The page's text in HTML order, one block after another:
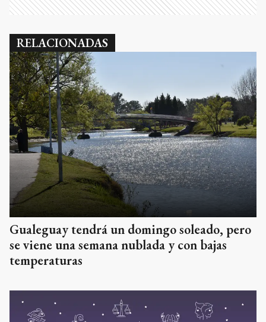
RELACIONADAS
Gualeguay tendrá un domingo soleado, pero
se viene una semana nublada y con bajas
temperaturas